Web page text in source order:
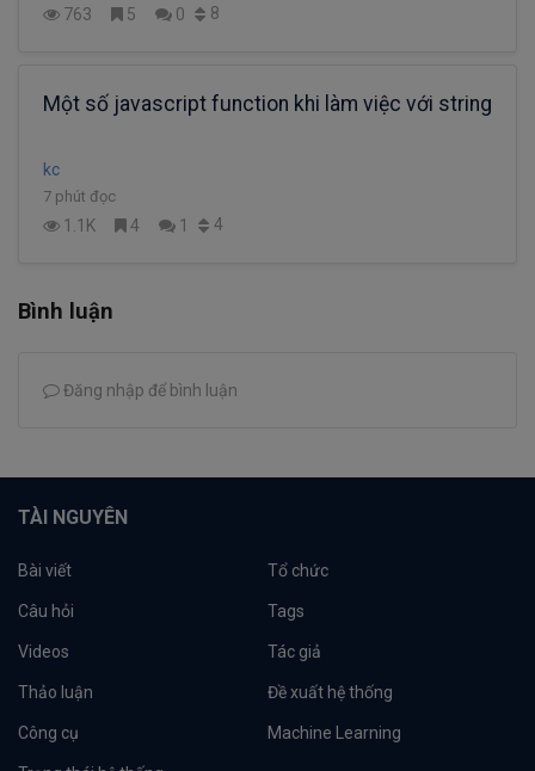
763 5 0 8
Một số javascript function khi làm việc với string
kc
7 phút đọc
1.1K 4 1 4
Bình luận
Đăng nhập để bình luận
TÀI NGUYÊN
Bài viết Tổ chức
Câu hỏi Tags
Videos Tác giả
Thảo luận Đề xuất hệ thống
Công cụ Machine Learning